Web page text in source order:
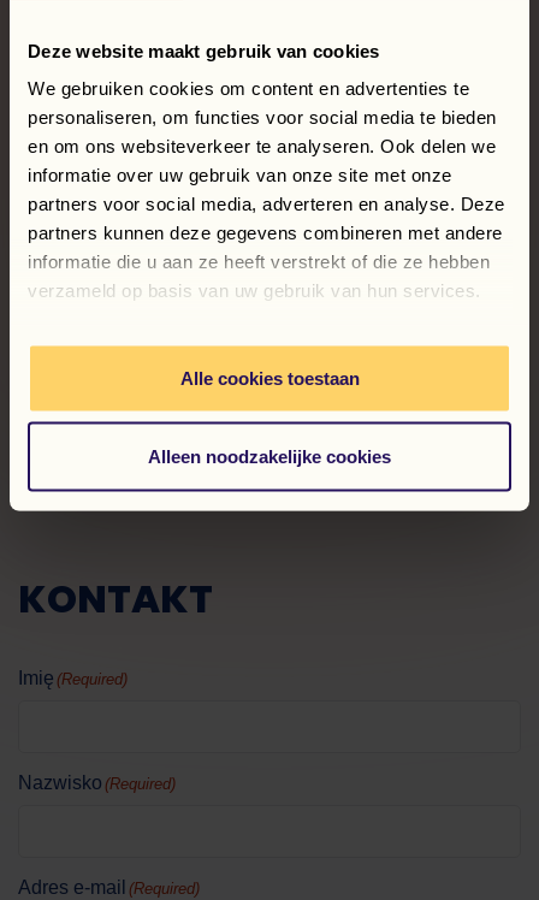
Deze website maakt gebruik van cookies
We gebruiken cookies om content en advertenties te
personaliseren, om functies voor social media te bieden
en om ons websiteverkeer te analyseren. Ook delen we
informatie over uw gebruik van onze site met onze
partners voor social media, adverteren en analyse. Deze
partners kunnen deze gegevens combineren met andere
informatie die u aan ze heeft verstrekt of die ze hebben
verzameld op basis van uw gebruik van hun services.
Alle cookies toestaan
Alleen noodzakelijke cookies
Natalia Szurpit
Konsultant ds. zatrudnienia
n.szurpit@workforce.pl
KONTAKT
Imię (Required)
Nazwisko (Required)
Adres e-mail (Required)